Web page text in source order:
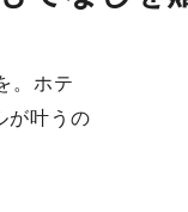
。ホテ
が叶うの